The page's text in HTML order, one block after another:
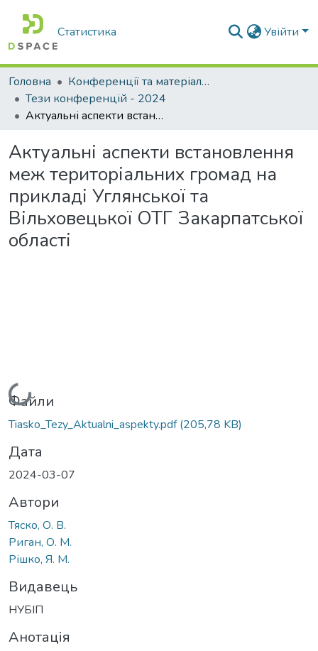
Статистика Увійти
Головна
Конференції та матеріали конференцій
Тези конференцій - 2024
Актуальні аспекти встановлення меж територіальних громад на прикладі Углянської та Вільховецької ОТГ Закарпатської області
Актуальні аспекти встановлення
меж територіальних громад на
прикладі Углянської та
Вільховецької ОТГ Закарпатської
області
Вантажиться...
Файли
Tiasko_Tezy_Aktualni_aspekty.pdf(205,78 KB)
Дата
2024-03-07
Автори
Тяско, О. В.
Риган, О. М.
Рішко, Я. М.
Видавець
НУБІП
Анотація